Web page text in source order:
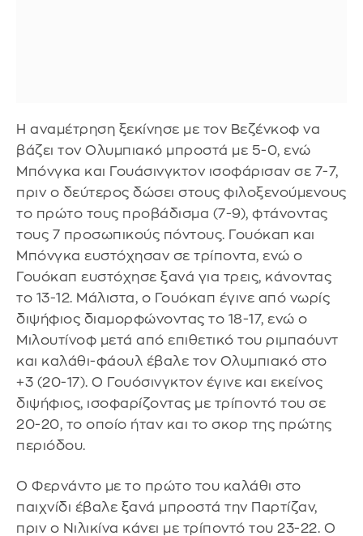
Η αναμέτρηση ξεκίνησε με τον Βεζένκοφ να
βάζει τον Ολυμπιακό μπροστά με 5-0, ενώ
Μπόνγκα και Γουάσινγκτον ισοφάρισαν σε 7-7,
πριν ο δεύτερος δώσει στους φιλοξενούμενους
το πρώτο τους προβάδισμα (7-9), φτάνοντας
τους 7 προσωπικούς πόντους. Γουόκαπ και
Μπόνγκα ευστόχησαν σε τρίποντα, ενώ ο
Γουόκαπ ευστόχησε ξανά για τρεις, κάνοντας
το 13-12. Μάλιστα, ο Γουόκαπ έγινε από νωρίς
διψήφιος διαμορφώνοντας το 18-17, ενώ ο
Μιλουτίνοφ μετά από επιθετικό του ριμπαόυντ
και καλάθι-φάουλ έβαλε τον Ολυμπιακό στο
+3 (20-17). Ο Γουόσινγκτον έγινε και εκείνος
διψήφιος, ισοφαρίζοντας με τρίποντό του σε
20-20, το οποίο ήταν και το σκορ της πρώτης
περιόδου.
Ο Φερνάντο με το πρώτο του καλάθι στο
παιχνίδι έβαλε ξανά μπροστά την Παρτίζαν,
πριν ο Νιλικίνα κάνει με τρίποντό του 23-22. Ο